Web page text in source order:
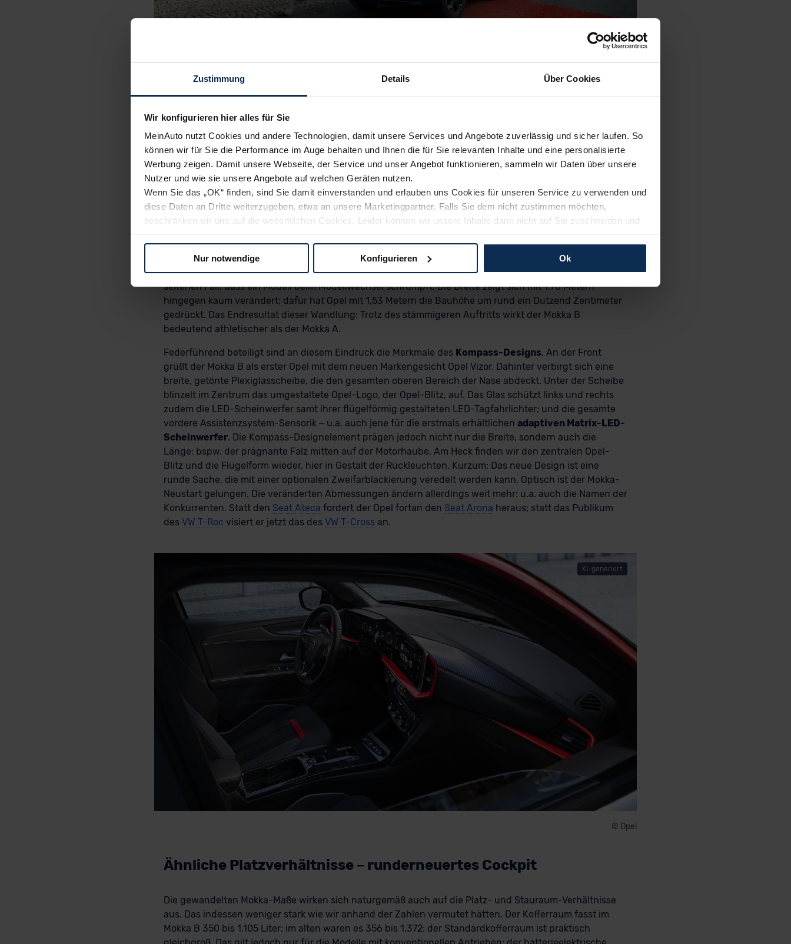
Zustimmung Details Über Cookies
Wir konfigurieren hier alles für Sie
MeinAuto nutzt Cookies und andere Technologien, damit unsere Services und Angebote zuverlässig und sicher laufen. So
können wir für Sie die Performance im Auge behalten und Ihnen die für Sie relevanten Inhalte und eine personalisierte
Werbung zeigen. Damit unsere Webseite, der Service und unser Angebot funktionieren, sammeln wir Daten über unsere
Nutzer und wie sie unsere Angebote auf welchen Geräten nutzen.
Wenn Sie das „OK“ finden, sind Sie damit einverstanden und erlauben uns Cookies für unseren Service zu verwenden und
diese Daten an Dritte weiterzugeben, etwa an unsere Marketingpartner. Falls Sie dem nicht zustimmen möchten,
beschränken wir uns auf die wesentlichen Cookies. Leider können wir unsere Inhalte dann nicht auf Sie zuschneiden und
Sie somit nicht perfekt auf dem Weg zu Ihrem Neuwagen unterstützen. Sie können die Einstellungen jederzeit anpassen
nicht, diese Daten an Empfänger außerhalb der EU zu übermitteln oder dort verarbeiten zu lassen. Soweit eine
Übermittlung in ein Land außerhalb der EU erfolgt, erfolgt dies ausschließlich auf der Grundlage eines
Angemessenheitsbeschlusses der EU-Kommission (Art. 45 Abs. 1 DSGVO), von Standarddatenschutzklauseln (Art. 46
Abs. 2 lit. c DSGVO) oder wenn Sie hierzu Ihre Einwilligung freiwillig erteilen. Nähere Informationen zu den bestehenden
Datenschutzklauseln können Sie über den Kontakt zu unserem Datenschutzbeauftragten unter datenschutz@meinauto.de
anfordern.
Datenschutzerklärung Impressum
Nur notwendige Konfigurieren Ok
Mokka B: kleiner, athletischer, aufregender & markanter
Der Neustart des Opel Mokka ist eine Neuorientierung: mit der ursprünglichen Bezeichnung, denn die
2016 angehängte Ergänzung X entfällt. Die ersten Modelle werden Anfang 2021 aus der Fabrikshalle
rollen: auf einer neuen Plattform, mit frischen Motoren– sowie Assistenz-Technologien – und einer
komplett umgestalteten Optik. Wer sich neu orientiert, sollte natürlich wissen, wohin die Reise geht. Ein
Kompass kommt da sehr gelegen. Bei Opel ist es die neue Kompass-Designphilosophie, die optisch die
Richtung vorgibt. Die tiefgreifendste Änderung ist die der Abmessungen und Proportionen. Der Mokka B
Mit 4,15 Metern ist er knapp 13 Zentimeter kürzer als sein Vorgänger; der Radstand aber misst mit 2,56
Metern fast auf den Millimeter gleich viel wie bisher. Anders gesagt: Durch den Wechsel von der alten
GM-Plattform auf den CMP-Baukasten der neuen Mutter Peugeot kommt es zu dem heutzutage höchst
seltenen Fall, dass ein Modell beim Modellwechsel schrumpft. Die Breite zeigt sich mit 1,78 Metern
hingegen kaum verändert; dafür hat Opel mit 1,53 Metern die Bauhöhe um rund ein Dutzend Zentimeter
gedrückt. Das Endresultat dieser Wandlung: Trotz des stämmigeren Auftritts wirkt der Mokka B
bedeutend athletischer als der Mokka A.
Federführend beteiligt sind an diesem Eindruck die Merkmale des Kompass-Designs. An der Front
grüßt der Mokka B als erster Opel mit dem neuen Markengesicht Opel Vizor. Dahinter verbirgt sich eine
breite, getönte Plexiglasscheibe, die den gesamten oberen Bereich der Nase abdeckt. Unter der Scheibe
blinzelt im Zentrum das umgestaltete Opel-Logo, der Opel-Blitz, auf. Das Glas schützt links und rechts
zudem die LED-Scheinwerfer samt ihrer flügelförmig gestalteten LED-Tagfahrlichter; und die gesamte
vordere Assistenzsystem-Sensorik – u.a. auch jene für die erstmals erhältlichen adaptiven Matrix-LED-
Scheinwerfer. Die Kompass-Designelement prägen jedoch nicht nur die Breite, sondern auch die
Länge: bspw. der prägnante Falz mitten auf der Motorhaube. Am Heck finden wir den zentralen Opel-
Blitz und die Flügelform wieder, hier in Gestalt der Rückleuchten. Kurzum: Das neue Design ist eine
runde Sache, die mit einer optionalen Zweifarblackierung veredelt werden kann. Optisch ist der Mokka-
Neustart gelungen. Die veränderten Abmessungen ändern allerdings weit mehr: u.a. auch die Namen der
Konkurrenten. Statt den Seat Ateca fordert der Opel fortan den Seat Arona heraus; statt das Publikum
des VW T-Roc visiert er jetzt das des VW T-Cross an.
KI-generiert
© Opel
Ähnliche Platzverhältnisse – runderneuertes Cockpit
Die gewandelten Mokka-Maße wirken sich naturgemäß auch auf die Platz- und Stauraum-Verhältnisse
aus. Das indessen weniger stark wie wir anhand der Zahlen vermutet hätten. Der Kofferraum fasst im
Mokka B 350 bis 1.105 Liter; im alten waren es 356 bis 1.372: der Standardkofferraum ist praktisch